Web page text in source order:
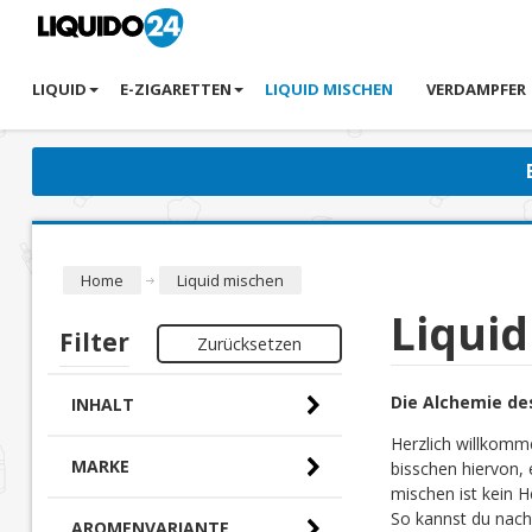
LIQUID E-ZIGARETTEN LIQUID MISCHEN VERDAMPFER
Home Liquid mischen
Die Alchemie
Herzlich
bisschen hiervon,
mischen ist kein
So kannst du
Filter Zurücksetzen
INHALT
MARKE